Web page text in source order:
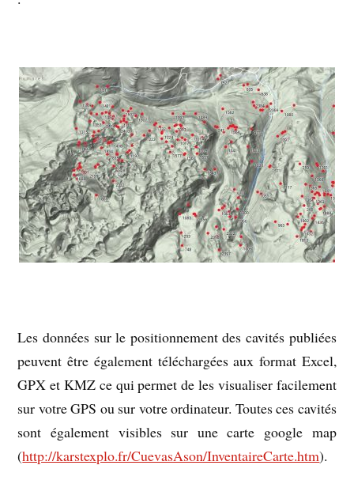
Les données sur le positionnement des cavités publiées
peuvent être également téléchargées aux format Excel,
GPX et KMZ ce qui permet de les visualiser facilement
sur votre GPS ou sur votre ordinateur. Toutes ces cavités
sont également visibles sur une carte google map
(http://karstexplo.fr/CuevasAson/InventaireCarte.htm).